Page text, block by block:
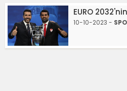
EURO
10-10-2023 -